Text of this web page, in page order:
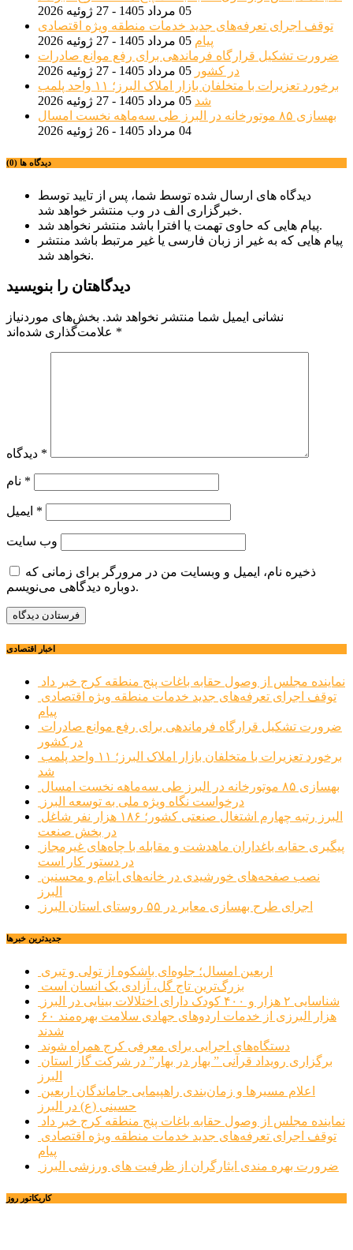
05 مرداد 1405 - 27 ژوئیه 2026
توقف اجرای تعرفه‌های جدید خدمات منطقه ویژه اقتصادی
پیام 05 مرداد 1405 - 27 ژوئیه 2026
ضرورت تشکیل قرارگاه فرماندهی برای رفع موانع صادرات
در کشور 05 مرداد 1405 - 27 ژوئیه 2026
برخورد تعزیرات با متخلفان بازار املاک البرز؛ ۱۱ واحد پلمب
شد 05 مرداد 1405 - 27 ژوئیه 2026
بهسازی ۸۵ موتورخانه در البرز طی سه‌ماهه نخست امسال
04 مرداد 1405 - 26 ژوئیه 2026
دیدگاه ها (0)
دیدگاه های ارسال شده توسط شما، پس از تایید توسط
خبرگزاری الف در وب منتشر خواهد شد.
پیام هایی که حاوی تهمت یا افترا باشد منتشر نخواهد شد.
پیام هایی که به غیر از زبان فارسی یا غیر مرتبط باشد منتشر
نخواهد شد.
دیدگاهتان را بنویسید
نشانی ایمیل شما منتشر نخواهد شد. بخش‌های موردنیاز
*
*
*
*
وب‌ سایت
ذخیره نام، ایمیل و وبسایت من در مرورگر برای زمانی که
دوباره دیدگاهی می‌نویسم.
اخبار اقتصادی
نماینده مجلس از وصول حقابه باغات پنج منطقه کرج خبر داد
پیام
در کشور
شد
بهسازی ۸۵ موتورخانه در البرز طی سه‌ماهه نخست امسال
درخواست نگاه ویژه ملی به توسعه البرز
در بخش صنعت
در دستور کار است
البرز
اجرای طرح بهسازی معابر در ۵۵ روستای استان البرز
جديدترين خبرها
اربعین امسال؛ جلوه‌ای باشکوه از تولی و تبری
بزرگ‌ترین تاج گل، آزادی یک انسان است
شناسایی ۲ هزار و ۴۰۰ کودک دارای اختلالات بینایی در البرز
۶۰ هزار البرزی از خدمات اردوهای جهادی سلامت بهره‌مند
شدند
دستگاه‌های اجرایی برای معرفی کرج همراه شوند
البرز
حسینی (ع) در البرز
نماینده مجلس از وصول حقابه باغات پنج منطقه کرج خبر داد
پیام
ضرورت بهره مندی ایثارگران از ظرفیت های ورزشی البرز
کاریکاتور روز